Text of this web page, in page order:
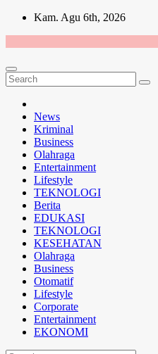
Skip
Kam. Agu 6th, 2026
News
Kriminal
Business
Olahraga
Entertainment
Lifestyle
TEKNOLOGI
Berita
EDUKASI
TEKNOLOGI
KESEHATAN
Olahraga
Business
Otomatif
Lifestyle
Corporate
Entertainment
EKONOMI